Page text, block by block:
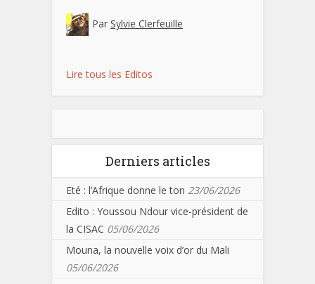
Par Sylvie Clerfeuille
Lire tous les Editos
Derniers articles
Eté : l’Afrique donne le ton 23/06/2026
Edito : Youssou Ndour vice-président de
la CISAC 05/06/2026
Mouna, la nouvelle voix d’or du Mali
05/06/2026